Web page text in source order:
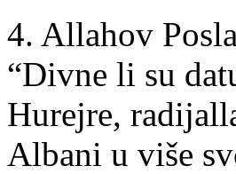
4. Allahov
“Divne li su
Hurejre,
Albani u više